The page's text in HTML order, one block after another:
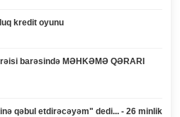
kredit oyunu
barəsində MƏHKƏMƏ QƏRARI
qəbul etdirəcəyəm" dedi... - 26 minlik